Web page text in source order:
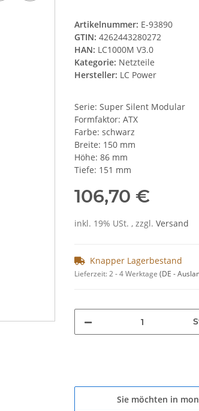
Artikelnummer: E-93890
GTIN: 4262443280272
HAN: LC1000M V3.0
Kategorie: Netzteile
Hersteller: LC Power
Serie: Super Silent Modular
Formfaktor: ATX
Farbe: schwarz
Breite: 150 mm
Höhe: 86 mm
Tiefe: 151 mm
106,70 €
inkl. 19% USt. , zzgl. Versand
Knapper Lagerbestand
Lieferzeit:2 - 4 Werktage (DE -
Sie möchten in